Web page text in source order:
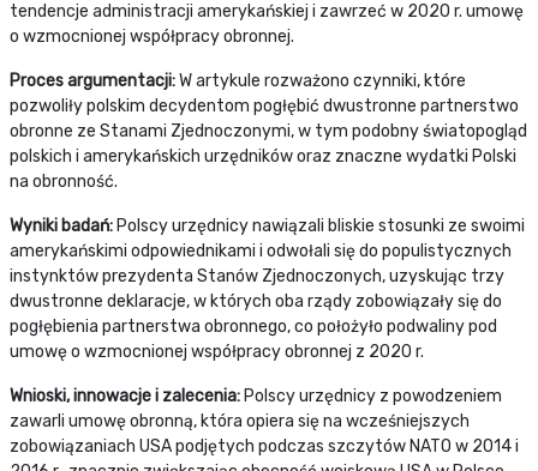
tendencje administracji amerykańskiej i zawrzeć w 2020 r. umowę
o wzmocnionej współpracy obronnej.
Proces argumentacji:W artykule rozważono czynniki, które
pozwoliły polskim decydentom pogłębić dwustronne partnerstwo
obronne ze Stanami Zjednoczonymi, w tym podobny światopogląd
polskich i amerykańskich urzędników oraz znaczne wydatki Polski
na obronność.
Wyniki badań: Polscy urzędnicy nawiązali bliskie stosunki ze swoimi
amerykańskimi odpowiednikami i odwołali się do populistycznych
instynktów prezydenta Stanów Zjednoczonych, uzyskując trzy
dwustronne deklaracje, w których oba rządy zobowiązały się do
pogłębienia partnerstwa obronnego, co położyło podwaliny pod
umowę o wzmocnionej współpracy obronnej z 2020 r.
Wnioski, innowacje i zalecenia: Polscy urzędnicy z powodzeniem
zawarli umowę obronną, która opiera się na wcześniejszych
zobowiązaniach USA podjętych podczas szczytów NATO w 2014 i